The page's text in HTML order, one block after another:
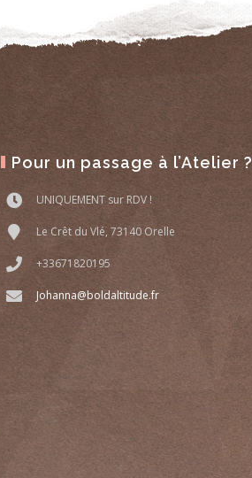
Pour un passage à l’Atelier ?
UNIQUEMENT sur RDV !
Le Crêt du Vlé, 73140 Orelle
+33671820195
Johanna@boldaltitude.fr